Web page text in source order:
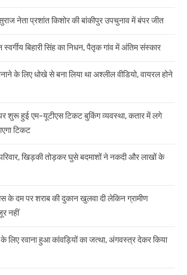
नेता प्रशांत किशोर की बांकीपुर उपचुनाव में बंपर जीत
बिहारी सिंह का निधन, पैतृक गांव में अंतिम संस्कार
के लिए धोखे से बना लिया था अश्लील वीडियो, वायरल होने
शुरू हुई एम-यूटीएस टिकट बुकिंग व्यवस्था, कतार में लगे
टिकट
खिड़की तोड़कर घुसे बदमाशों ने नकदी और लाखों के
के दम पर शराब की दुकान खुलवा दी लेकिन ग्रामीण
नहीं
के लिए रवाना हुआ कांवड़ियों का जत्था, अंगवस्त्र देकर किया